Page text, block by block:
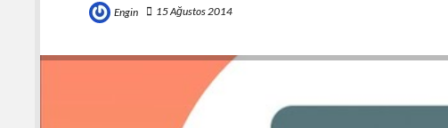
Engin 15 Ağustos 2014